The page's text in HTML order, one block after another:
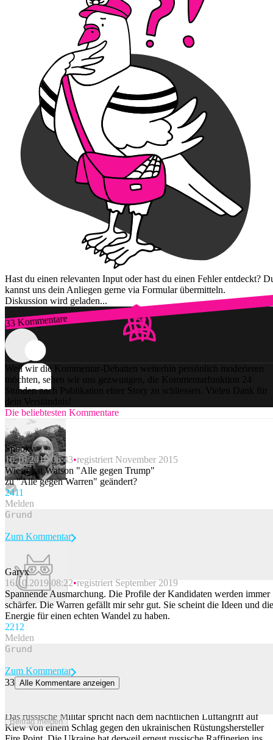
Hast du einen relevanten Input oder hast du einen Fehler entdeckt?
kannst uns dein Anliegen gerne via Formular übermitteln.
Diskussion wird geladen...
33 Kommentare
Zum Login
Weil wir die Kommentar-Debatten weiterhin persönlich moderieren
möchten, sehen wir uns gezwungen, die Kommentarfunktion 24
Stunden nach Publikation einer Story zu schliessen. Vielen Dank für
dein Verständnis!
Die beliebtesten Kommentare
Spooky
16.10.2019 06:43 registriert November 2015
Wieso hat Watson "Alle gegen Trump"
zu "Alle gegen Warren" geändert?
2411
Melden
Beitrag melden
Zum Kommentar
Garyx
16.10.2019 08:22 registriert September 2019
Spannende Ausmarchung. Die Profile der Kandidaten werden immer
schärfer. Die Warren gefällt mir sehr gut. Sie scheint die Ideen und die
Energie für einen echten Wandel zu haben.
2212
Melden
Beitrag melden
Zum Kommentar
33 Alle Kommentare anzeigen
Das russische Militär spricht nach dem nächtlichen Luftangriff auf
Kiew von einem Schlag gegen den ukrainischen Rüstungshersteller